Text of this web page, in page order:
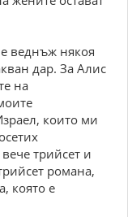
веднъж някоя
дар. За Алис
на
които ми
трийсет и
романа,
която е